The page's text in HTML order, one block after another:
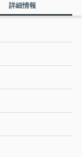
詳細情報